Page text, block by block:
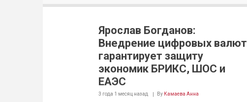
Ярослав Богданов:
Внедрение цифровых валют
гарантирует защиту
экономик БРИКС, ШОС и
ЕАЭС
3 года 1 месяц назад By Камаева Анна